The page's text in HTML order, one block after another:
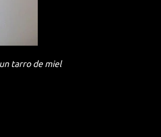
tarro de miel